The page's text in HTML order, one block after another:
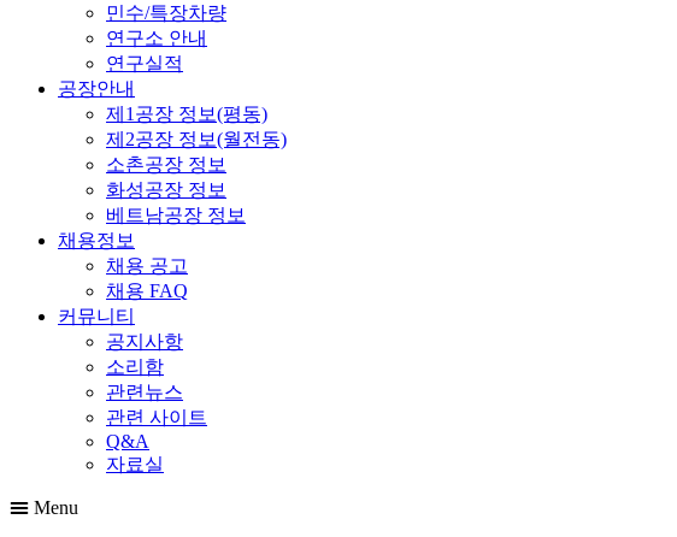
민수/특장차량
연구소 안내
연구실적
공장안내
제1공장 정보(평동)
제2공장 정보(월전동)
소촌공장 정보
화성공장 정보
베트남공장 정보
채용정보
채용 공고
채용 FAQ
커뮤니티
공지사항
소리함
관련뉴스
관련 사이트
Q&A
자료실
Menu